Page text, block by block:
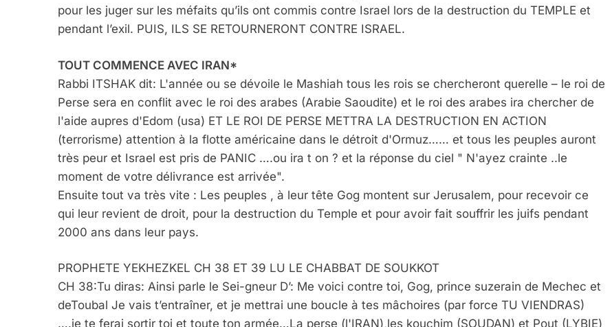
pour les juger sur les méfaits qu’ils ont commis contre Israel lors de la destruction du TEMPLE et
pendant l’exil. PUIS, ILS SE RETOURNERONT CONTRE ISRAEL.
TOUT COMMENCE AVEC IRAN*
Rabbi ITSHAK dit: L'année ou se dévoile le Mashiah tous les rois se chercheront querelle – le roi de
Perse sera en conflit avec le roi des arabes (Arabie Saoudite) et le roi des arabes ira chercher de
l'aide aupres d'Edom (usa) ET LE ROI DE PERSE METTRA LA DESTRUCTION EN ACTION
(terrorisme) attention à la flotte américaine dans le détroit d'Ormuz…… et tous les peuples auront
très peur et Israel est pris de PANIC ….ou ira t on ? et la réponse du ciel " N'ayez crainte ..le
moment de votre délivrance est arrivée".
Ensuite tout va très vite : Les peuples , à leur tête Gog montent sur Jerusalem, pour recevoir ce
qui leur revient de droit, pour la destruction du Temple et pour avoir fait souffrir les juifs pendant
2000 ans dans leur pays.
PROPHETE YEKHEZKEL CH 38 ET 39 LU LE CHABBAT DE SOUKKOT
CH 38:Tu diras: Ainsi parle le Sei-gneur D’: Me voici contre toi, Gog, prince suzerain de Mechec et
deToubal Je vais t’entraîner, et je mettrai une boucle à tes mâchoires (par force TU VIENDRAS)
….je te ferai sortir toi et toute ton armée…La perse (l'IRAN),les kouchim (SOUDAN) et Pout (LYBIE)